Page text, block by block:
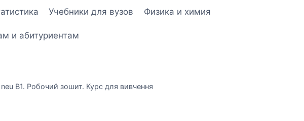
Учебники для вузов Физика и химия
и абитуриентам
В1. Робочий зошит. Курс для вивчення